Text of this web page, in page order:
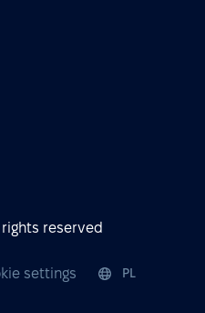
reserved
settings PL